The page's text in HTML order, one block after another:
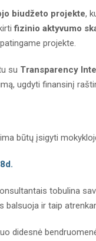
biudžeto projekte,
fizinio aktyvumo
projekte.
su Transparency
ugdyti finansinį
būtų įsigyti
tobulina
balsuoja ir taip
didesnė